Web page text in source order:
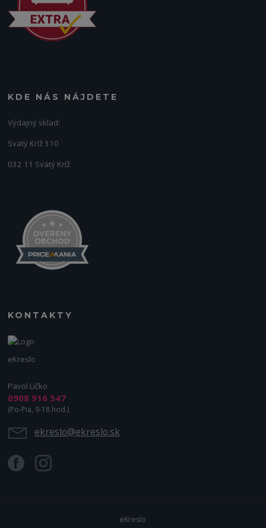
KDE NÁS NÁJDETE
Výdajný sklad:
Svätý Kríž 310
032 11 Svätý Kríž
KONTAKTY
eKreslo
Pavol Ličko
0908 916 547
(Po-Pia, 9-18 hod.)
ekreslo@ekreslo.sk
eKreslo